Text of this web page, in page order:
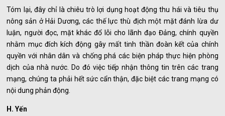
Tóm lại, đây chỉ là chiêu trò lợi dụng hoạt động thu hái và tiêu thụ
nông sản ở Hải Dương, các thế lực thù địch một mặt đánh lừa dư
luận, người đọc, mặt khác đổ lỗi cho lãnh đạo Đảng, chính quyền
nhằm mục đích kích động gây mất tinh thần đoàn kết của chính
quyền với nhân dân và chống phá các biện pháp thực hiện phòng
dịch của nhà nước. Do đó việc tiếp nhận thông tin trên các trang
mạng, chúng ta phải hết sức cẩn thận, đặc biệt các trang mạng có
nội dung phản động.
H. Yến